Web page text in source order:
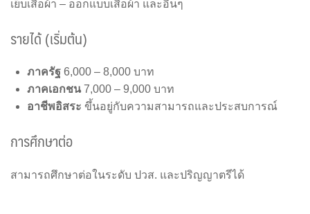
เย็บเสื้อผ้า – ออกแบบเสื้อผ้า และอื่นๆ
รายได้ (เริ่มต้น)
ภาครัฐ 6,000 – 8,000 บาท
ภาคเอกชน7,000 – 9,000 บาท
อาชีพอิสระ ขึ้นอยู่กับความสามารถและประสบการณ์
การศึกษาต่อ
สามารถศึกษาต่อในระดับ ปวส. และปริญญาตรีได้